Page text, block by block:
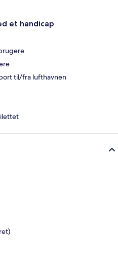
et handicap
til/fra lufthavnen